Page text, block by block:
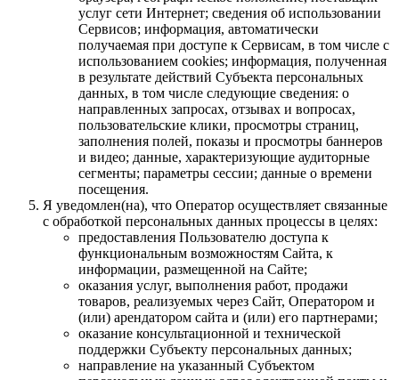
услуг сети Интернет; сведения об использовании
Сервисов; информация, автоматически
получаемая при доступе к Сервисам, в том числе с
использованием cookies; информация, полученная
в результате действий Субъекта персональных
данных, в том числе следующие сведения: о
направленных запросах, отзывах и вопросах,
пользовательские клики, просмотры страниц,
заполнения полей, показы и просмотры баннеров
и видео; данные, характеризующие аудиторные
сегменты; параметры сессии; данные о времени
посещения.
Я уведомлен(на), что Оператор осуществляет связанные
с обработкой персональных данных процессы в целях:
предоставления Пользователю доступа к
функциональным возможностям Сайта, к
информации, размещенной на Сайте;
оказания услуг, выполнения работ, продажи
товаров, реализуемых через Сайт, Оператором и
(или) арендатором сайта и (или) его партнерами;
оказание консультационной и технической
поддержки Субъекту персональных данных;
направление на указанный Субъектом